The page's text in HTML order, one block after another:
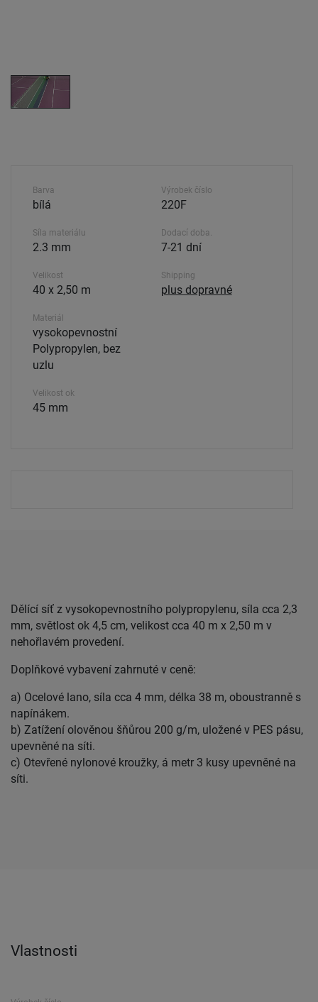
Barva
bílá
Síla materiálu
2.3 mm
Velikost
40 x 2,50 m
Materiál
vysokopevnostní
Polypropylen, bez
uzlu
Velikost ok
45 mm
Výrobek číslo
220F
Dodací doba.
7-21 dní
Shipping
plus dopravné
Dělící síť z vysokopevnostního polypropylenu, síla cca 2,3
mm, světlost ok 4,5 cm, velikost cca 40 m x 2,50 m v
nehořlavém provedení.
Doplňkové vybavení zahrnuté v ceně:
a) Ocelové lano, síla cca 4 mm, délka 38 m, oboustranně s
napínákem.
b) Zatížení olověnou šňůrou 200 g/m, uložené v PES pásu,
upevněné na síti.
c) Otevřené nylonové kroužky, á metr 3 kusy upevněné na
síti.
Vlastnosti